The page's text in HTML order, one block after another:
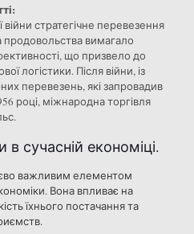
війни стратегічне перевезення
продовольства вимагало
що призвело до
логістики. Після війни, із
перевезень, які запровадив
році, міжнародна торгівля
в сучасній економіці.
важливим елементом
Вона впливає на
їхнього постачання та